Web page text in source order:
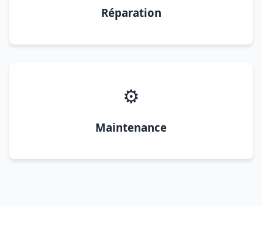
Réparation
⚙️
Maintenance